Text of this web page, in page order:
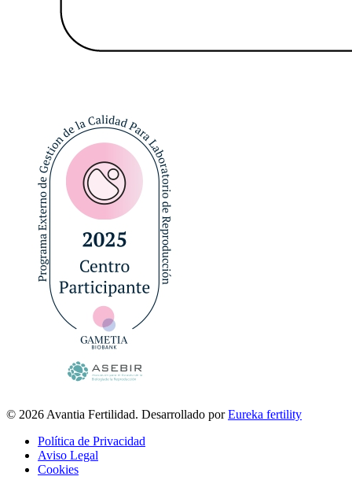
© 2026 Avantia Fertilidad. Desarrollado porEureka fertility
Política de Privacidad
Aviso Legal
Cookies